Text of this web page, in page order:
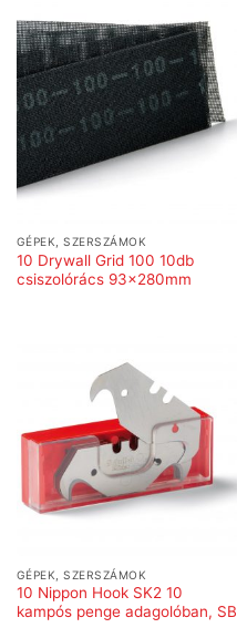
GÉPEK, SZERSZÁMOK
10 Drywall Grid 100 10db
csiszolórács 93x280mm
GÉPEK, SZERSZÁMOK
10 Nippon Hook SK2 10
kampós penge adagolóban, SB